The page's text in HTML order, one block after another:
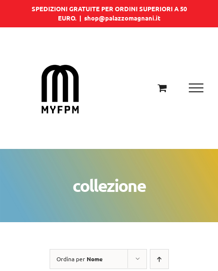
SPEDIZIONI GRATUITE PER ORDINI SUPERIORI A 50
EURO. | shop@palazzomagnani.it
collezione
Ordina per Nome